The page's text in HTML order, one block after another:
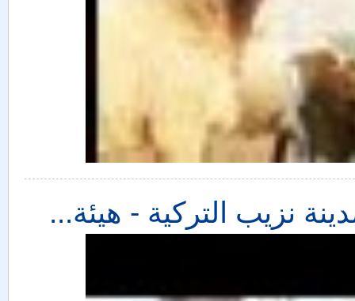
نزيب التركية - هيئة...